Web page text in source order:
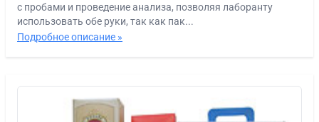
с пробами и проведение анализа, позволяя лаборанту
использовать обе руки, так как пак...
Подробное описание »